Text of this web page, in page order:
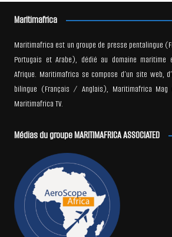
Maritimafrica
Maritimafrica est un groupe de presse pentalingue
Portugais et Arabe), dédié au domaine maritime
Afrique. Maritimafrica se compose d’un site web,
bilingue (Français / Anglais), Maritimafrica Mag
Maritimafrica TV.
Médias du groupe MARITIMAFRICA ASSOCIATED